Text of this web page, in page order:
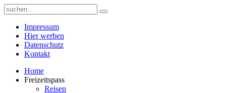
Impressum
Hier werben
Datenschutz
Kontakt
Home
Freizeitspass
Reisen